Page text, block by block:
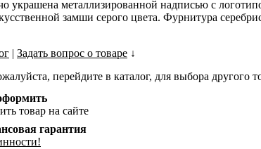
украшена металлизированной надписью с
замши серого цвета. Фурнитура
| Задать вопрос о товаре ↓
перейдите в каталог, для выбора другого
товар на сайте
гарантия